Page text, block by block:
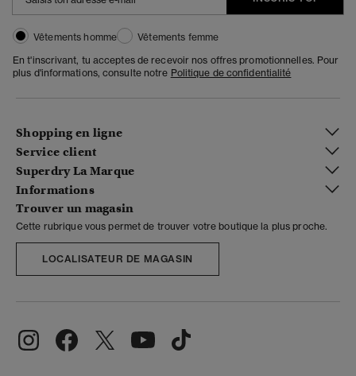
Vêtements homme
Vêtements femme
En t'inscrivant, tu acceptes de recevoir nos offres promotionnelles. Pour
plus d'informations, consulte notre Politique de confidentialité
Shopping en ligne
Service client
Superdry La Marque
Informations
Trouver un magasin
Cette rubrique vous permet de trouver votre boutique la plus proche.
LOCALISATEUR DE MAGASIN